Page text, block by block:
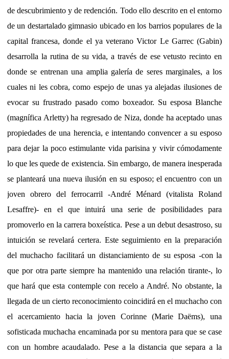
de descubrimiento y de redención. Todo ello descrito en el entorno
de un destartalado gimnasio ubicado en los barrios populares de la
capital francesa, donde el ya veterano Victor Le Garrec (Gabin)
desarrolla la rutina de su vida, a través de ese vetusto recinto en
donde se entrenan una amplia galería de seres marginales, a los
cuales ni les cobra, como espejo de unas ya alejadas ilusiones de
evocar su frustrado pasado como boxeador. Su esposa Blanche
(magnífica Arletty) ha regresado de Niza, donde ha aceptado unas
propiedades de una herencia, e intentando convencer a su esposo
para dejar la poco estimulante vida parisina y vivir cómodamente
lo que les quede de existencia. Sin embargo, de manera inesperada
se planteará una nueva ilusión en su esposo; el encuentro con un
joven obrero del ferrocarril -André Ménard (vitalista Roland
Lesaffre)- en el que intuirá una serie de posibilidades para
promoverlo en la carrera boxeística. Pese a un debut desastroso, su
intuición se revelará certera. Este seguimiento en la preparación
del muchacho facilitará un distanciamiento de su esposa -con la
que por otra parte siempre ha mantenido una relación tirante-, lo
que hará que esta contemple con recelo a André. No obstante, la
llegada de un cierto reconocimiento coincidirá en el muchacho con
el acercamiento hacia la joven Corinne (Marie Daëms), una
sofisticada muchacha encaminada por su mentora para que se case
con un hombre acaudalado. Pese a la distancia que separa a la